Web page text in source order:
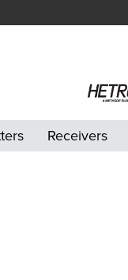
Receivers